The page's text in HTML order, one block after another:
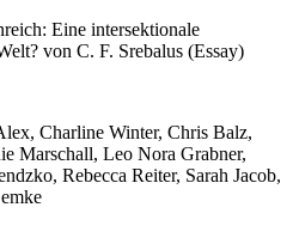
Eine intersektionale
von C. F. Srebalus (Essay)
Charline Winter, Chris Balz,
Marschall, Leo Nora Grabner,
Rebecca Reiter, Sarah Jacob,